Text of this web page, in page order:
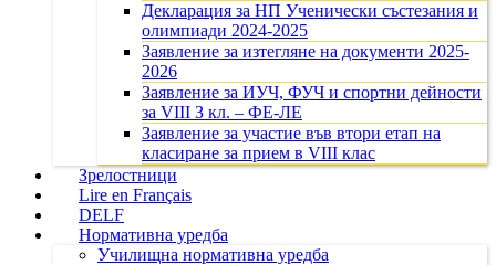
Декларация за НП Ученически състезания и
олимпиади 2024-2025
Заявление за изтегляне на документи 2025-
2026
Заявление за ИУЧ, ФУЧ и спортни дейности
за VIII З кл. – ФЕ-ЛЕ
Заявление за участие във втори етап на
класиране за прием в VIII клас
Зрелостници
Lire en Français
DELF
Нормативна уредба
Училищна нормативна уредба